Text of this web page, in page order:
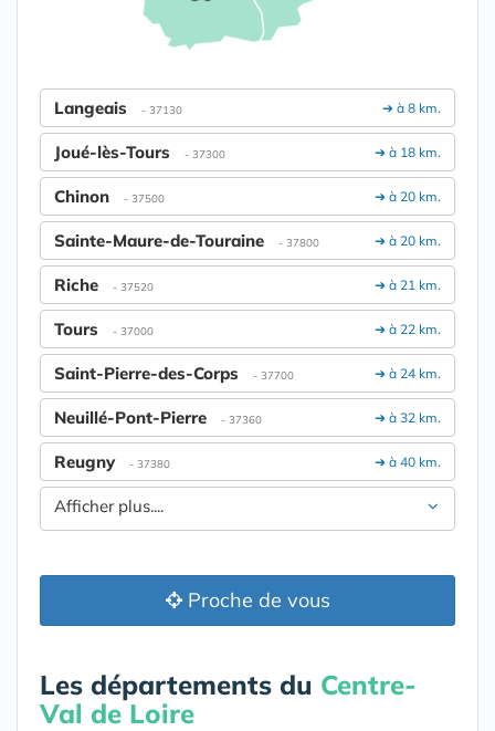
➔ à 8 km.
Langeais - 37130
➔ à 18 km.
Joué-lès-Tours - 37300
➔ à 20 km.
Chinon - 37500
➔ à 20 km.
Sainte-Maure-de-Touraine - 37800
➔ à 21 km.
Riche - 37520
➔ à 22 km.
Tours - 37000
➔ à 24 km.
Saint-Pierre-des-Corps - 37700
➔ à 32 km.
Neuillé-Pont-Pierre - 37360
➔ à 40 km.
Reugny - 37380
Afficher plus....
Proche de vous
Les départements du Centre-
Val de Loire